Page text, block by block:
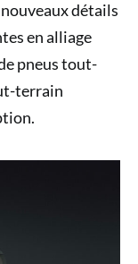
détails
en alliage
pneus tout-
terrain